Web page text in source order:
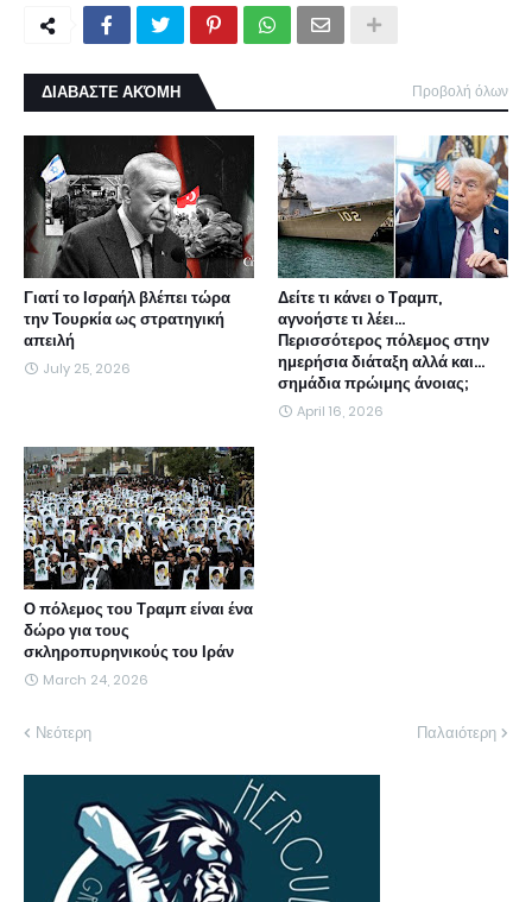
ΔΙΑΒΑΣΤΕ ΑΚΌΜΗ Προβολή όλων
Γιατί το Ισραήλ βλέπει τώρα
την Τουρκία ως στρατηγική
απειλή
July 25, 2026
Δείτε τι κάνει ο Τραμπ,
αγνοήστε τι λέει...
Περισσότερος πόλεμος στην
ημερήσια διάταξη αλλά και...
σημάδια πρώιμης άνοιας;
April 16, 2026
Ο πόλεμος του Τραμπ είναι ένα
δώρο για τους
σκληροπυρηνικούς του Ιράν
March 24, 2026
Νεότερη Παλαιότερη